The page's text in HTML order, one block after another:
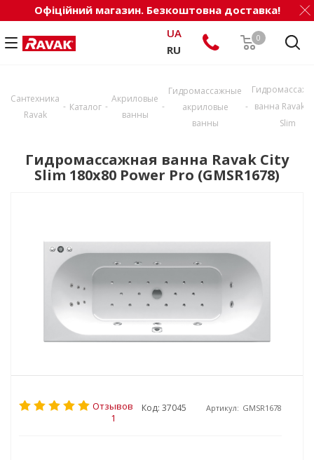
Офіційний магазин. Безкоштовна доставка!
0
UA
RU
Сантехника
Ravak
- Каталог -
Акриловые
ванны
-
Гидромассажные
акриловые
ванны
- ванна Ravak
Slim
Гидромассажная ванна Ravak City
Slim 180x80 Power Pro (GMSR1678)
Отзывов
1
Код: 37045 Артикул: GMSR1678